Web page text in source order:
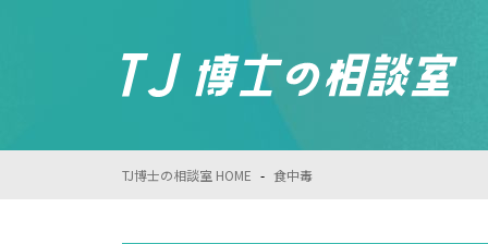
TJ博士の相談室 HOME - 食中毒